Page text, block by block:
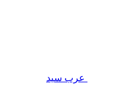
عرب سيد